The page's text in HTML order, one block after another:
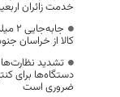
خدمت زائران
کالا از خراسان
تشدید
دستگاه‌ها برای
ضروری است